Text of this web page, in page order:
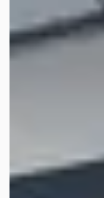
M. Mol
januari 2026
contactmomenten
heel veel geld scheelt.
kon er een afspraak
het einde van de dag
auto nog uit elkaar